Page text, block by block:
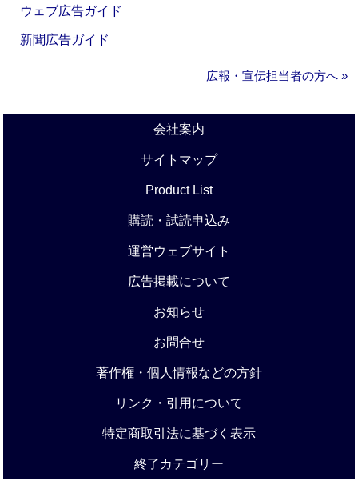
ウェブ広告ガイド
新聞広告ガイド
広報・宣伝担当者の方へ »
会社案内
サイトマップ
Product List
購読・試読申込み
運営ウェブサイト
広告掲載について
お知らせ
お問合せ
著作権・個人情報などの方針
リンク・引用について
特定商取引法に基づく表示
終了カテゴリー